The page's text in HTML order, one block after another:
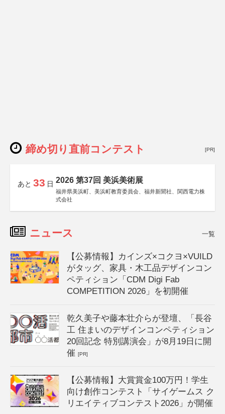
締め切り直前コンテスト [PR]
あと 33 日 2026 第37回 美浜美術展
福井県美浜町、美浜町教育委員会、福井新聞社、関西電力株
式会社
ニュース 一覧
【公募情報】カインズ×コクヨ×VUILD
がタッグ、家具・木工品デザインコン
ペティション「CDM Digi Fab
COMPETITION 2026」を初開催
乾久美子や藤本壮介らが登壇、「長谷
工 住まいのデザインコンペティション
20回記念 特別講演会」が8月19日に開
催[PR]
【公募情報】大賞賞金100万円！学生
向け創作コンテスト「サイゲームス ク
リエイティブコンテスト2026」が開催